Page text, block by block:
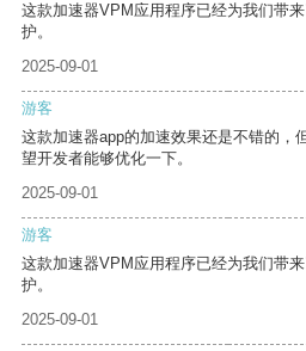
这款加速器VPM应用程序已经为我们带
护。
2025-09-01
游客
这款加速器app的加速效果还是不错的，
望开发者能够优化一下。
2025-09-01
游客
这款加速器VPM应用程序已经为我们带
护。
2025-09-01